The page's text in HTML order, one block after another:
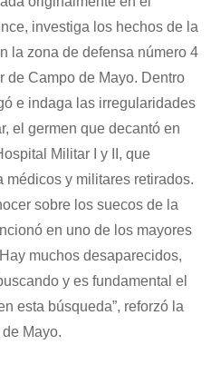
investiga los hechos de la
la zona de defensa número 4
de Campo de Mayo. Dentro
e indaga las irregularidades
el germen que decantó en
Militar I y II, que
y militares retirados.
sobre los suecos de la
en uno de los mayores
muchos desaparecidos,
y es fundamental el
esta búsqueda”, reforzó la
Mayo.